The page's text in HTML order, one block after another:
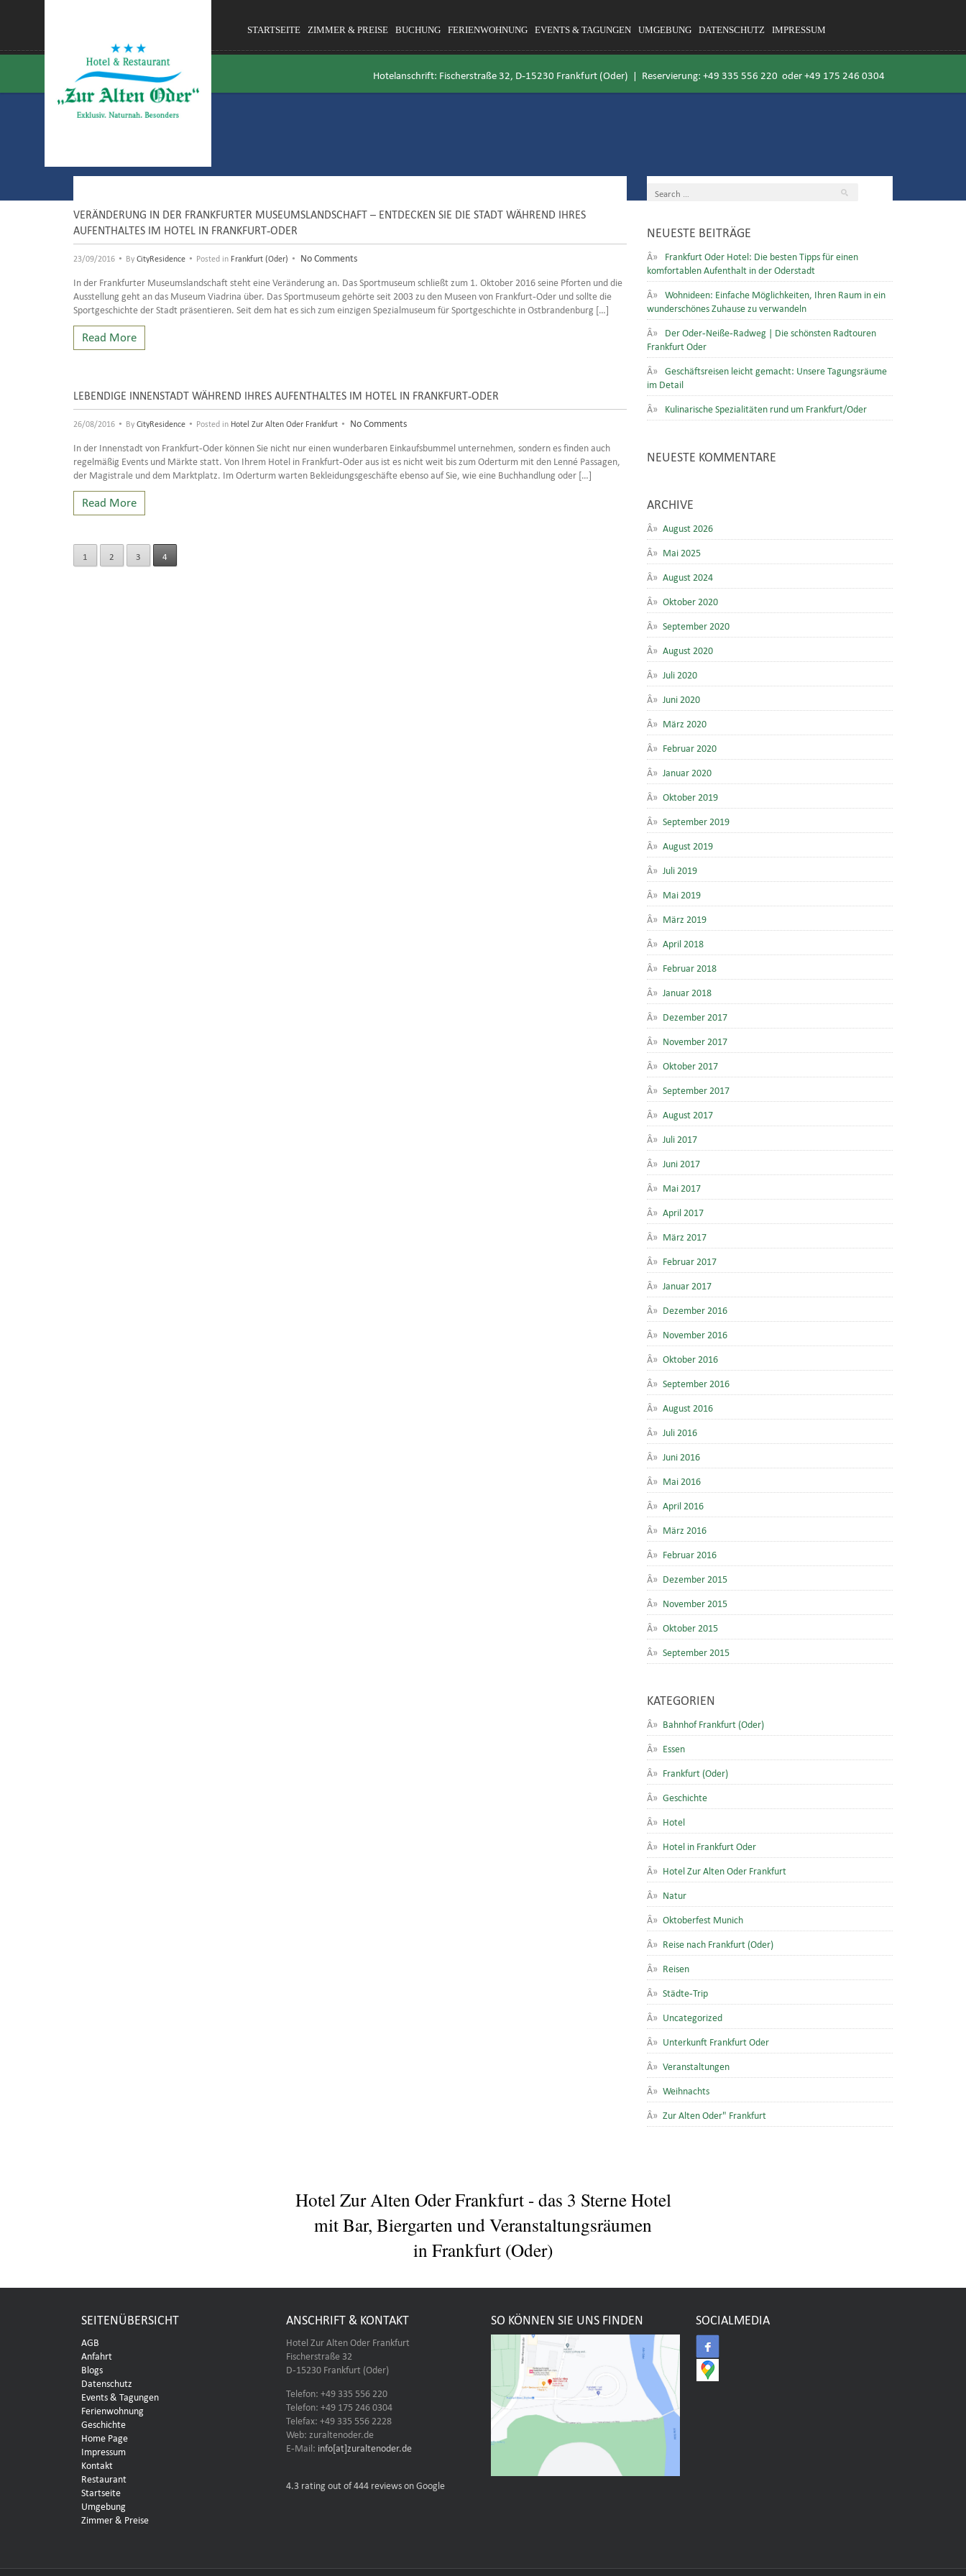
STARTSEITE ZIMMER & PREISE BUCHUNG FERIENWOHNUNG EVENTS & TAGUNGEN UMGEBUNG DATENSCHUTZ IMPRESSUM
Hotelanschrift: Fischerstraße 32, D-15230 Frankfurt (Oder) | Reservierung: +49 335 556 220 oder +49 175 246 0304
VERÄNDERUNG IN DER FRANKFURTER MUSEUMSLANDSCHAFT – ENTDECKEN SIE DIE STADT WÄHREND IHRES
AUFENTHALTES IM HOTEL IN FRANKFURT-ODER
23/09/2016 • By CityResidence • Posted in Frankfurt (Oder) • No Comments
In der Frankfurter Museumslandschaft steht eine Veränderung an. Das Sportmuseum schließt zum 1. Oktober 2016 seine Pforten und die
Ausstellung geht an das Museum Viadrina über. Das Sportmuseum gehörte seit 2003 zu den Museen von Frankfurt-Oder und sollte die
Sportgeschichte der Stadt präsentieren. Seit dem hat es sich zum einzigen Spezialmuseum für Sportgeschichte in Ostbrandenburg […]
Read More
LEBENDIGE INNENSTADT WÄHREND IHRES AUFENTHALTES IM HOTEL IN FRANKFURT-ODER
26/08/2016 • By CityResidence • Posted in Hotel Zur Alten Oder Frankfurt • No Comments
In der Innenstadt von Frankfurt-Oder können Sie nicht nur einen wunderbaren Einkaufsbummel unternehmen, sondern es finden auch
regelmäßig Events und Märkte statt. Von Ihrem Hotel in Frankfurt-Oder aus ist es nicht weit bis zum Oderturm mit den Lenné Passagen,
der Magistrale und dem Marktplatz. Im Oderturm warten Bekleidungsgeschäfte ebenso auf Sie, wie eine Buchhandlung oder […]
Read More
1 2 3 4
NEUESTE BEITRÄGE
Frankfurt Oder Hotel: Die besten Tipps für einen
komfortablen Aufenthalt in der Oderstadt
Wohnideen: Einfache Möglichkeiten, Ihren Raum in ein
wunderschönes Zuhause zu verwandeln
Der Oder-Neiße-Radweg | Die schönsten Radtouren
Frankfurt Oder
Geschäftsreisen leicht gemacht: Unsere Tagungsräume
im Detail
Kulinarische Spezialitäten rund um Frankfurt/Oder
NEUESTE KOMMENTARE
ARCHIVE
August 2026
Mai 2025
August 2024
Oktober 2020
September 2020
August 2020
Juli 2020
Juni 2020
März 2020
Februar 2020
Januar 2020
Oktober 2019
September 2019
August 2019
Juli 2019
Mai 2019
März 2019
April 2018
Februar 2018
Januar 2018
Dezember 2017
November 2017
Oktober 2017
September 2017
August 2017
Juli 2017
Juni 2017
Mai 2017
April 2017
März 2017
Februar 2017
Januar 2017
Dezember 2016
November 2016
Oktober 2016
September 2016
August 2016
Juli 2016
Juni 2016
Mai 2016
April 2016
März 2016
Februar 2016
Dezember 2015
November 2015
Oktober 2015
September 2015
KATEGORIEN
Bahnhof Frankfurt (Oder)
Essen
Frankfurt (Oder)
Geschichte
Hotel
Hotel in Frankfurt Oder
Hotel Zur Alten Oder Frankfurt
Natur
Oktoberfest Munich
Reise nach Frankfurt (Oder)
Reisen
Städte-Trip
Uncategorized
Unterkunft Frankfurt Oder
Veranstaltungen
Weihnachts
Zur Alten Oder" Frankfurt
Hotel Zur Alten Oder Frankfurt - das 3 Sterne Hotel
mit Bar, Biergarten und Veranstaltungsräumen
in Frankfurt (Oder)
SEITENÜBERSICHT
AGB
Anfahrt
Blogs
Datenschutz
Events & Tagungen
Ferienwohnung
Geschichte
Home Page
Impressum
Kontakt
Restaurant
Startseite
Umgebung
Zimmer & Preise
ANSCHRIFT & KONTAKT
Hotel Zur Alten Oder Frankfurt
Fischerstraße 32
D-15230 Frankfurt (Oder)
Telefon: +49 335 556 220
Telefon: +49 175 246 0304
Telefax: +49 335 556 2228
Web: zuraltenoder.de
E-Mail: info[at]zuraltenoder.de
4.3 rating out of 444 reviews on Google
SO KÖNNEN SIE UNS FINDEN SOCIALMEDIA